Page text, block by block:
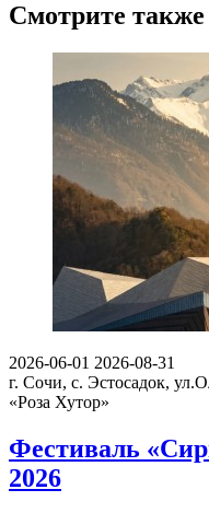
Смотрите
2026-06-01 2026-08-31
г. Сочи, с. Эстосадок,
«Роза Хутор»
Фестиваль
2026